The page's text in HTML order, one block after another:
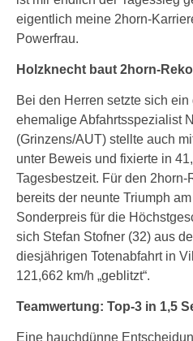
eigentlich meine 2horn-
Powerfrau.
Holzknecht baut 2horn-
Bei den Herren setzte sich
ehemalige Abfahrtsspezialist
(Grinzens/AUT) stellte auch
unter Beweis und fixierte in
Tagesbestzeit. Für den
bereits der neunte Triumph
Sonderpreis für die
sich Stefan Stofner (32) aus
diesjährigen Totenabfahrt in
121,662 km/h „geblitzt“.
Teamwertung: Top-3 in 1,5
Eine hauchdünne